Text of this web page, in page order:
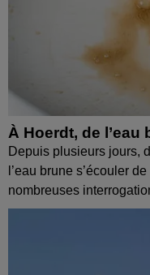
À Hoerdt, de
Depuis plusieurs jours,
l’eau brune s’écouler
nombreuses